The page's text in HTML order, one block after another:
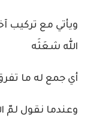
ويأتي مع تركيب
الله شعَثَه
أي جمع له ما
وعندما نقول لمّ